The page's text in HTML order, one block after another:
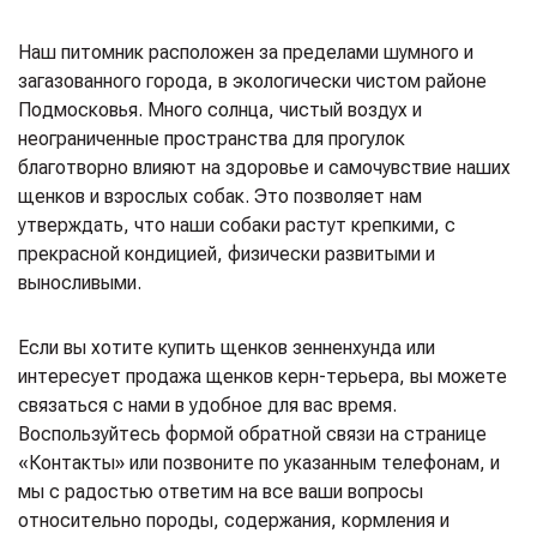
Наш питомник расположен за пределами шумного и
загазованного города, в экологически чистом районе
Подмосковья. Много солнца, чистый воздух и
неограниченные пространства для прогулок
благотворно влияют на здоровье и самочувствие наших
щенков и взрослых собак. Это позволяет нам
утверждать, что наши собаки растут крепкими, с
прекрасной кондицией, физически развитыми и
выносливыми.
Если вы хотите купить щенков зенненхунда или
интересует продажа щенков керн-терьера, вы можете
связаться с нами в удобное для вас время.
Воспользуйтесь формой обратной связи на странице
«Контакты» или позвоните по указанным телефонам, и
мы с радостью ответим на все ваши вопросы
относительно породы, содержания, кормления и